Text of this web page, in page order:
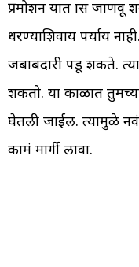
प्रमोशन यात त्रास
धरण्याशिवाय पर्याय
जबाबदारी पडू शकते.
शकतो. या काळात
घेतली जाईल. त्यामुळे
कामं मार्गी लावा.